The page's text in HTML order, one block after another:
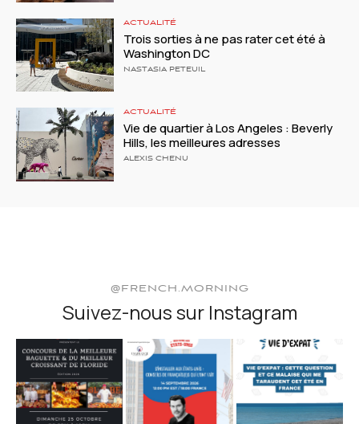
ACTUALITÉ
Trois sorties à ne pas rater cet été à
Washington DC
NASTASIA PETEUIL
ACTUALITÉ
Vie de quartier à Los Angeles : Beverly
Hills, les meilleures adresses
ALEXIS CHENU
@FRENCH.MORNING
Suivez-nous sur Instagram